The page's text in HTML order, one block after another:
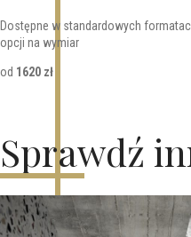
Dostępne w standardowych
opcji na wymiar
od 1620 zł
Sprawdź